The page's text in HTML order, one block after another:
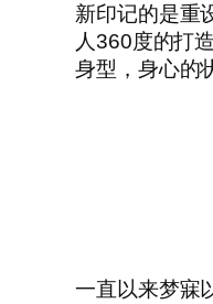
新印记的是重
人360度的打
身型，身心的
一直以来梦寐